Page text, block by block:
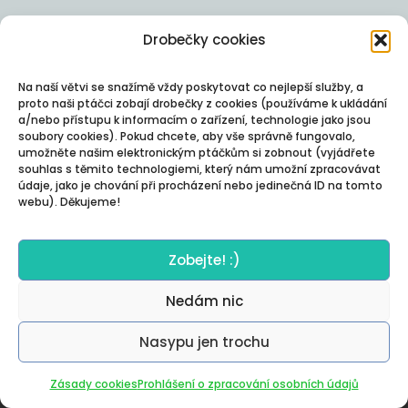
Drobečky cookies
Na naší větvi se snažímě vždy poskytovat co nejlepší služby, a
proto naši ptáčci zobají drobečky z cookies (používáme k ukládání
a/nebo přístupu k informacím o zařízení, technologie jako jsou
soubory cookies). Pokud chcete, aby vše správně fungovalo,
umožněte našim elektronickým ptáčkům si zobnout (vyjádřete
souhlas s těmito technologiemi, který nám umožní zpracovávat
údaje, jako je chování při procházení nebo jedinečná ID na tomto
webu). Děkujeme!
Zobejte! :)
Nedám nic
Nasypu jen trochu
Zásady cookiesProhlášení o zpracování osobních údajů
Autor:Posterity